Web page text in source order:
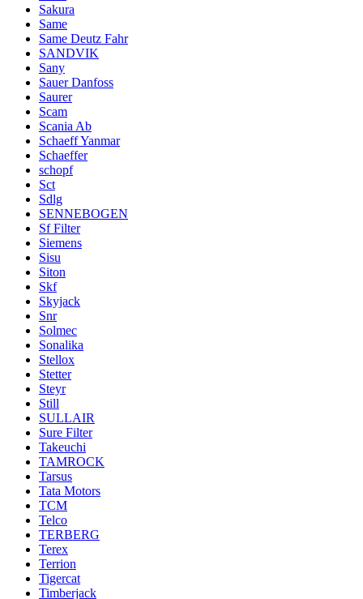
Sakura
Same
Same Deutz Fahr
SANDVIK
Sany
Sauer Danfoss
Saurer
Scam
Scania Ab
Schaeff Yanmar
Schaeffer
schopf
Sct
Sdlg
SENNEBOGEN
Sf Filter
Siemens
Sisu
Siton
Skf
Skyjack
Snr
Solmec
Sonalika
Stellox
Stetter
Steyr
Still
SULLAIR
Sure Filter
Takeuchi
TAMROCK
Tarsus
Tata Motors
TCM
Telco
TERBERG
Terex
Terrion
Tigercat
Timberjack